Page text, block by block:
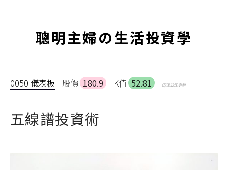
聰明主婦の生活投資學
0050 儀表板 股價 180.9 K值 52.81 05/26 12:50 更新
五線譜投資術